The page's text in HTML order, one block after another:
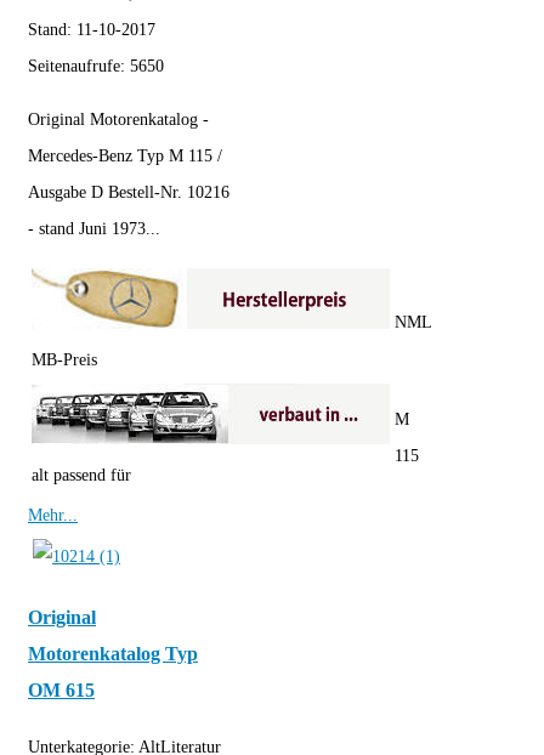
Stand: 11-10-2017
Seitenaufrufe: 5650
Original Motorenkatalog -
Mercedes-Benz Typ M 115 /
Ausgabe D Bestell-Nr. 10216
- stand Juni 1973...
MB-Preis
NML
alt passend für
M
115
Mehr...
Original
Motorenkatalog Typ
OM 615
Unterkategorie: AltLiteratur